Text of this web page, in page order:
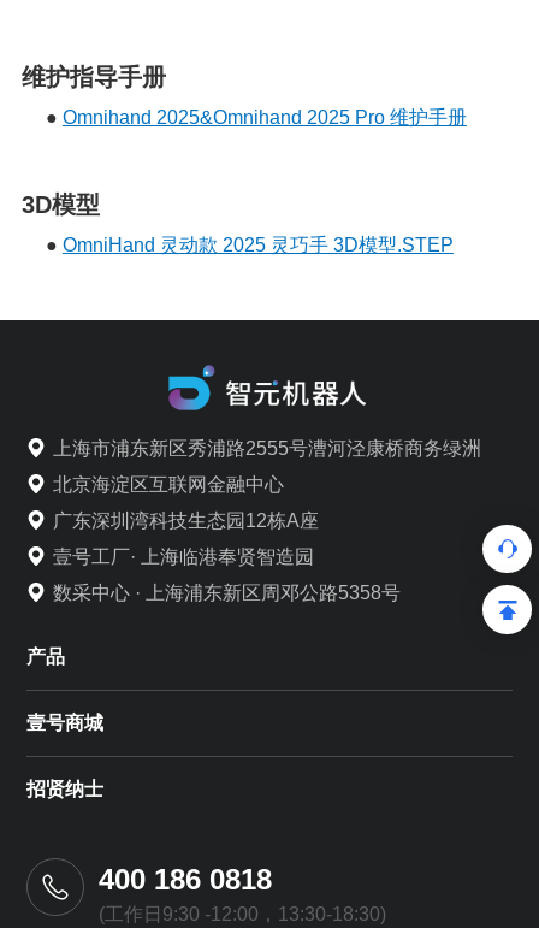
维护指导手册
● Omnihand 2025&Omnihand 2025 Pro 维护手册
3D模型
● OmniHand 灵动款 2025 灵巧手 3D模型.STEP
上海市浦东新区秀浦路2555号漕河泾康桥商务绿洲
北京海淀区互联网金融中心
广东深圳湾科技生态园12栋A座
壹号工厂· 上海临港奉贤智造园
数采中心 · 上海浦东新区周邓公路5358号
产品
壹号商城
招贤纳士
400 186 0818
(工作日9:30 -12:00，13:30-18:30)